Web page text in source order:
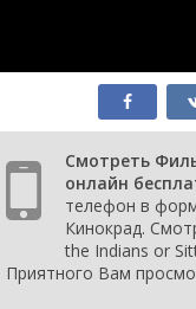
Смотреть
онлайн
телефон в
Кинокрад.
the Indians or
Приятного Вам